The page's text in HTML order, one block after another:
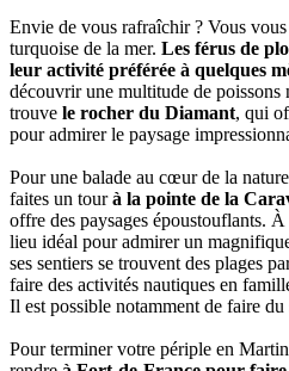
Envie de vous rafraîchir ? Vous
turquoise de la mer. Les férus de
leur activité préférée à quelques
découvrir une multitude de
trouve le rocher du Diamant, qui
pour admirer le paysage
Pour une balade au cœur de la
faites un tourà la pointe de la
offre des paysages époustouflants.
lieu idéal pour admirer un
ses sentiers se trouvent des plages
faire des activités nautiques en
Il est possible notamment de faire
Pour terminer votre périple en